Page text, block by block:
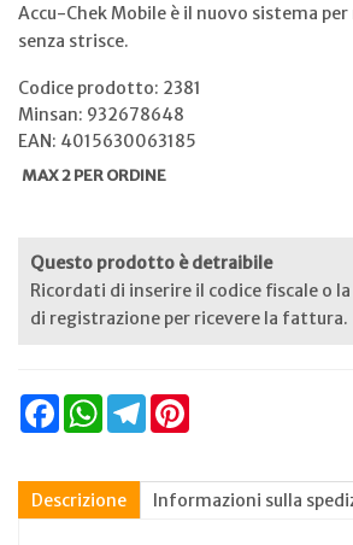
Accu-Chek Mobile è il nuovo sistema
senza strisce.
Codice prodotto: 2381
Minsan: 932678648
EAN: 4015630063185
MAX 2 PER ORDINE
Questo prodotto è detraibile
Ricordati di inserire il codice fiscale o
di registrazione per ricevere la fattura.
FacebookWhatsAppTelegram
Descrizione Informazioni sulla